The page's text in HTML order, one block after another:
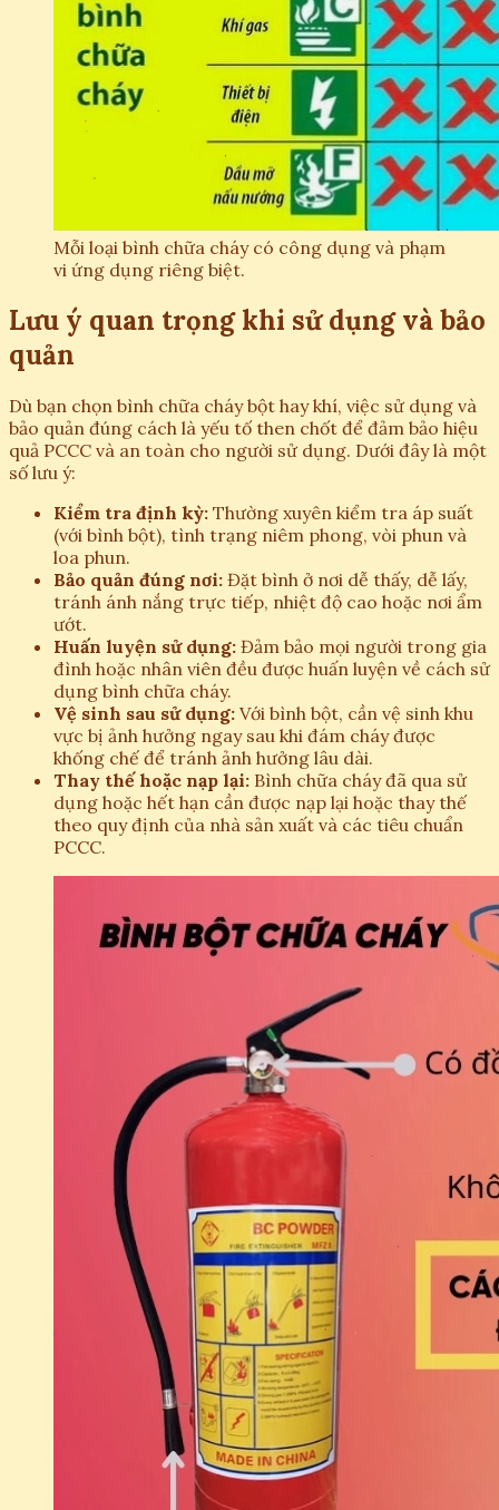
Mỗi loại bình chữa cháy có công dụng và phạm
vi ứng dụng riêng biệt.
Lưu ý quan trọng khi sử dụng và bảo
quản
Dù bạn chọn bình chữa cháy bột hay khí, việc sử dụng và
bảo quản đúng cách là yếu tố then chốt để đảm bảo hiệu
quả PCCC và an toàn cho người sử dụng. Dưới đây là một
số lưu ý:
Kiểm tra định kỳ: Thường xuyên kiểm tra áp suất
(với bình bột), tình trạng niêm phong, vòi phun và
loa phun.
Bảo quản đúng nơi: Đặt bình ở nơi dễ thấy, dễ lấy,
tránh ánh nắng trực tiếp, nhiệt độ cao hoặc nơi ẩm
ướt.
Huấn luyện sử dụng: Đảm bảo mọi người trong gia
đình hoặc nhân viên đều được huấn luyện về cách sử
dụng bình chữa cháy.
Vệ sinh sau sử dụng: Với bình bột, cần vệ sinh khu
vực bị ảnh hưởng ngay sau khi đám cháy được
khống chế để tránh ảnh hưởng lâu dài.
Thay thế hoặc nạp lại: Bình chữa cháy đã qua sử
dụng hoặc hết hạn cần được nạp lại hoặc thay thế
theo quy định của nhà sản xuất và các tiêu chuẩn
PCCC.